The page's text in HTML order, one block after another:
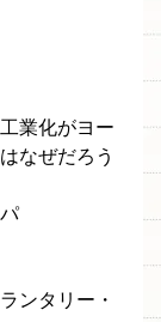
業化がヨー
なぜだろう
ンタリー・